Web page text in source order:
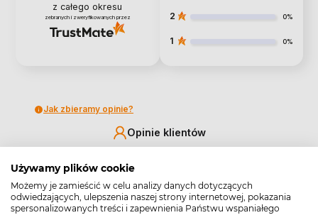
Używamy plików cookie
Możemy je zamieścić w celu analizy danych dotyczących
odwiedzających, ulepszenia naszej strony internetowej, pokazania
spersonalizowanych treści i zapewnienia Państwu wspaniałego
z całego okresu
zebranych i zweryfikowanych przez 2 0%
1 0%
Jak zbieramy opinie?
Opinie klientów
Pytania i odpowiedzi (0)
Wyczyść Szukaj